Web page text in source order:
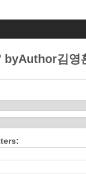
김영